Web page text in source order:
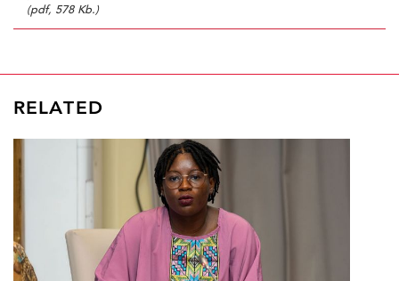
(pdf, 578 Kb.)
RELATED